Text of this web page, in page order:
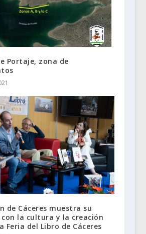
Portaje, zona de
de Cáceres muestra su
la cultura y la creación
Feria del Libro de Cáceres